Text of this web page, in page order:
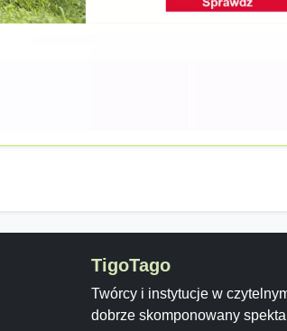
TigoTago
Twórcy i instytucje w
dobrze skomponowany